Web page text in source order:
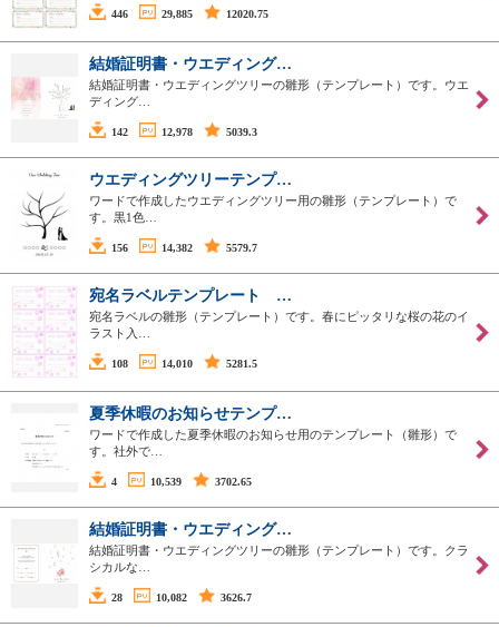
446 29,885 12020.75
結婚証明書・ウエディング…
結婚証明書・ウエディングツリーの雛形（テンプレート）です。ウエ
ディング…
142 12,978 5039.3
ウエディングツリーテンプ…
ワードで作成したウエディングツリー用の雛形（テンプレート）で
す。黒1色…
156 14,382 5579.7
宛名ラベルテンプレート …
宛名ラベルの雛形（テンプレート）です。春にピッタリな桜の花のイ
ラスト入…
108 14,010 5281.5
夏季休暇のお知らせテンプ…
ワードで作成した夏季休暇のお知らせ用のテンプレート（雛形）で
す。社外で…
4 10,539 3702.65
結婚証明書・ウエディング…
結婚証明書・ウエディングツリーの雛形（テンプレート）です。クラ
シカルな…
28 10,082 3626.7